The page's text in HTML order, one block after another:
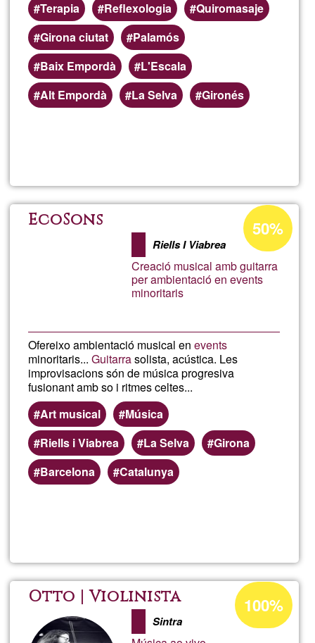
Terapia
Reflexologia
Quiromasaje
Girona ciutat
Palamós
Baix Empordà
L'Escala
Alt Empordà
La Selva Gironés
Salut
EcoSons
Riells I Viabrea
Creació musical amb guitarra
per ambientació en events
minoritaris
Ofereixo ambientació musical enevents
minoritaris...Guitarrasolista, acústica. Les
improvisacions són de música progresiva
fusionant amb so i ritmes celtes...
Art musical
Música
Riells i Viabrea
La Selva
Girona
Barcelona
Catalunya
Acceptance
percentage
Ğ1
50%
Otto | Violinista
Sintra
Acceptance
percentage
100%